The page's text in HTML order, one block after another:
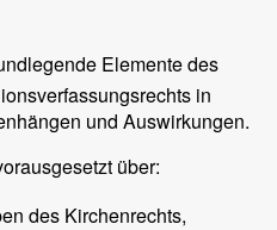
Elemente des
in
und Auswirkungen.
über:
des Kirchenrechts,